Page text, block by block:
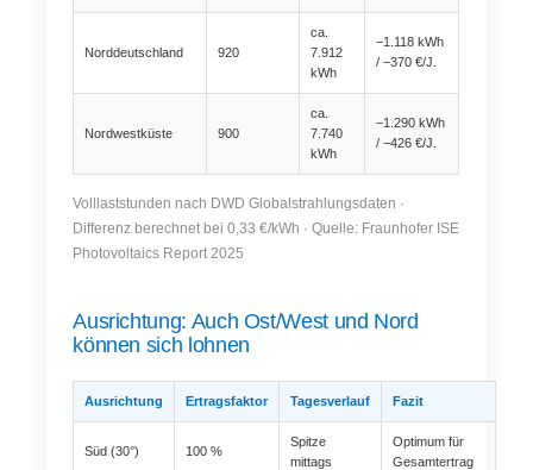
Norddeutschland 920
ca.
7.912
kWh
−1.118 kWh
/ −370 €/J.
Nordwestküste 900
ca.
7.740
kWh
−1.290 kWh
/ −426 €/J.
Volllaststunden nach DWD Globalstrahlungsdaten ·
Differenz berechnet bei 0,33 €/kWh · Quelle: Fraunhofer ISE
Photovoltaics Report 2025
Ausrichtung: Auch Ost/West und Nord
können sich lohnen
Ausrichtung Ertragsfaktor Tagesverlauf Fazit
Süd (30°) 100 %
Spitze
mittags
Optimum für
Gesamtertrag